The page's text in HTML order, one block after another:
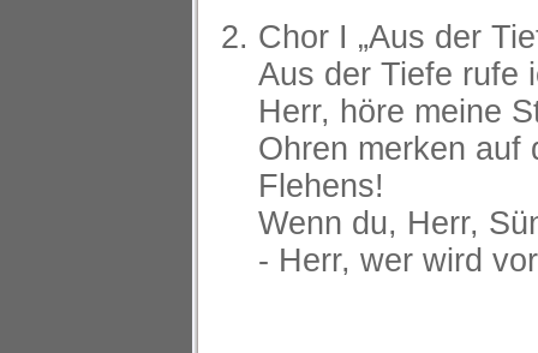
Chor I „Aus der
Aus der Tiefe rufe
Herr, höre meine
Ohren merken auf
Flehens!
Wenn du, Herr,
- Herr, wer wird